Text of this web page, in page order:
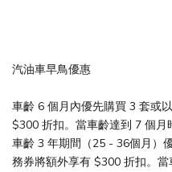
汽油車早鳥優惠
車齡 6 個月內優先購買 3 套或
$300 折扣。當車齡達到 7 個月
車齡 3 年期間（25 - 36個月）
務券將額外享有 $300 折扣。